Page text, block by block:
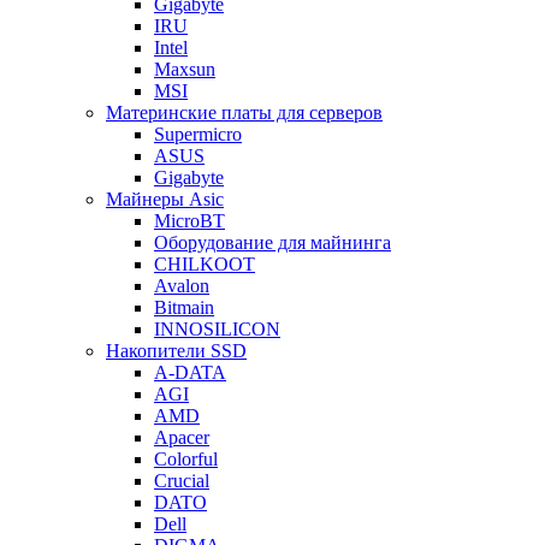
Gigabyte
IRU
Intel
Maxsun
MSI
Материнские платы для серверов
Supermicro
ASUS
Gigabyte
Майнеры Asic
MicroBT
Оборудование для майнинга
CHILKOOT
Avalon
Bitmain
INNOSILICON
Накопители SSD
A-DATA
AGI
AMD
Apacer
Colorful
Crucial
DATO
Dell